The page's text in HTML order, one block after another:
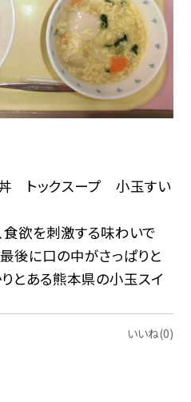
トックスープ 小玉すい
食欲を刺激する味わいで
後に口の中がさっぱりと
とある熊本県の小玉スイ
いいね(0)